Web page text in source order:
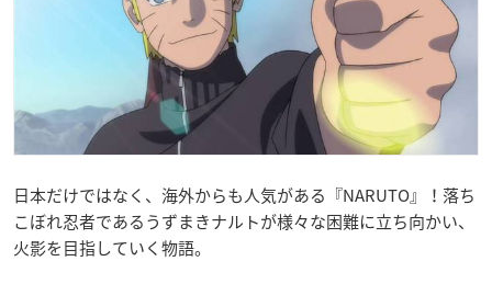
日本だけではなく、海外からも人気がある『NARUTO』！落ち
こぼれ忍者であるうずまきナルトが様々な困難に立ち向かい、
火影を目指していく物語。